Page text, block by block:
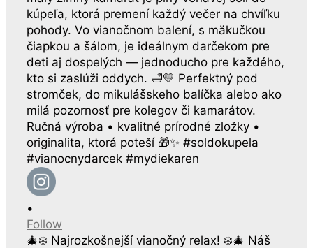
•
Follow
🎄❄️ Najrozkošnejší vianočný relax! ❄️🎄 Náš